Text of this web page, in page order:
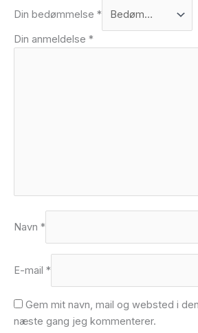
Din bedømmelse *
Din anmeldelse *
Navn *
E-mail *
Gem mit navn, mail og websted i
næste gang jeg kommenterer.